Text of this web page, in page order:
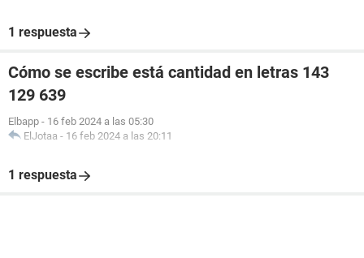
1 respuesta
Cómo se escribe está cantidad en letras 143
129 639
Elbapp - 16 feb 2024 a las 05:30
ElJotaa - 16 feb 2024 a las 20:11
1 respuesta